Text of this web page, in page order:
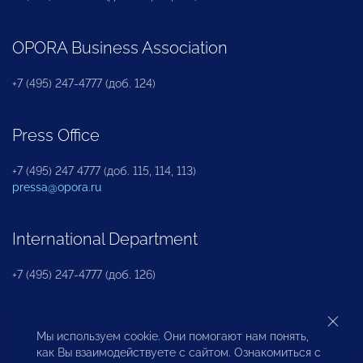
OPORA Business Association
+7 (495) 247-4777 (доб. 124)
Press Office
+7 (495) 247 4777 (доб. 115, 114, 113)
pressa@opora.ru
International Department
+7 (495) 247-4777 (доб. 126)
Business and Investment Rights Protection
Department
Мы используем cookie. Они помогают нам понять,
как Вы взаимодействуете с сайтом. Ознакомиться с